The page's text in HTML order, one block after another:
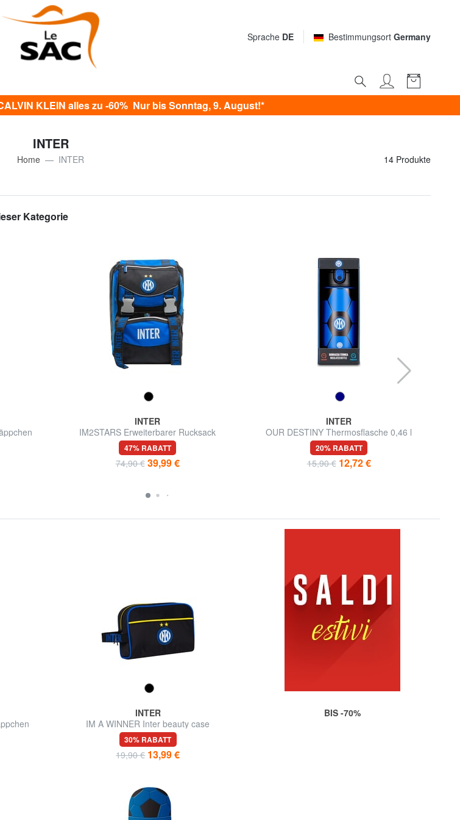
Sprache DE Bestimmungsort Germany
KLEIN alles zu -60% Nur bis Sonntag, 9. August!*
INTER
Home INTER 14 Produkte
Kategorie
INTER
IM2STARS Erweiterbarer Rucksack
47% RABATT
74,90 € 39,99 €
INTER
OUR DESTINY Thermosflasche 0,46 l
20% RABATT
15,90 € 12,72 €
INTER
IM A WINNER Inter beauty case
30% RABATT
19,90 € 13,99 €
BIS -70%